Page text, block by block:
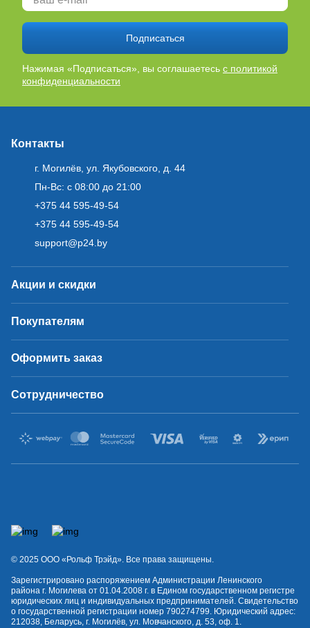
Подписаться
Нажимая «Подписаться», вы соглашаетесь с политикой
конфиденциальности
Контакты
г. Могилёв, ул. Якубовского, д. 44
Пн-Вс: с 08:00 до 21:00
+375 44 595-49-54
+375 44 595-49-54
support@p24.by
Акции и скидки
Покупателям
Оформить заказ
Сотрудничество
© 2025 OOO «Рольф Трэйд». Все права защищены.
Зарегистрировано распоряжением Администрации Ленинского
района г. Могилева от 01.04.2008 г. в Едином государственном регистре
юридических лиц и индивидуальных предпринимателей. Свидетельство
о государственной регистрации номер 790274799. Юридический адрес:
212038, Беларусь, г. Могилёв, ул. Мовчанского, д. 53, оф. 1.